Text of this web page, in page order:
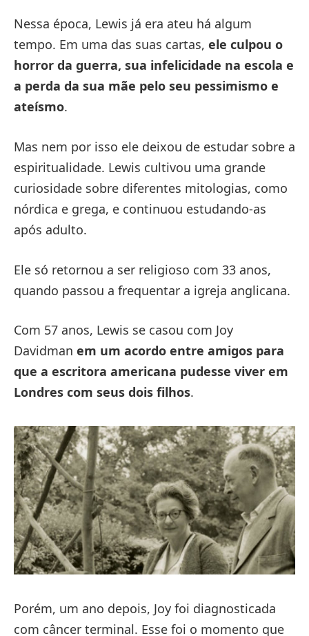
Nessa época, Lewis já era ateu há algum
tempo. Em uma das suas cartas, ele culpou o
horror da guerra, sua infelicidade na escola e
a perda da sua mãe pelo seu pessimismo e
ateísmo.
Mas nem por isso ele deixou de estudar sobre a
espiritualidade. Lewis cultivou uma grande
curiosidade sobre diferentes mitologias, como
nórdica e grega, e continuou estudando-as
após adulto.
Ele só retornou a ser religioso com 33 anos,
quando passou a frequentar a igreja anglicana.
Com 57 anos, Lewis se casou com Joy
Davidman em um acordo entre amigos para
que a escritora americana pudesse viver em
Londres com seus dois filhos.
Porém, um ano depois, Joy foi diagnosticada
com câncer terminal. Esse foi o momento que